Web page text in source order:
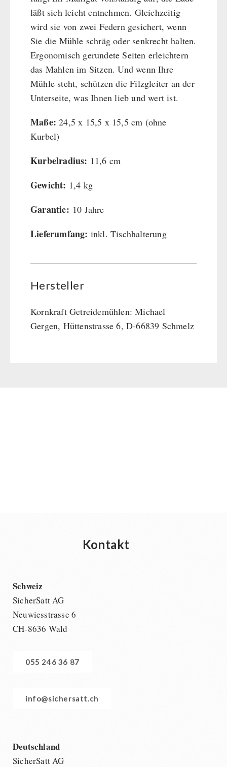
läßt sich leicht entnehmen. Gleichzeitig
wird sie von zwei Federn gesichert, wenn
Sie die Mühle schräg oder senkrecht halten.
Ergonomisch gerundete Seiten erleichtern
das Mahlen im Sitzen. Und wenn Ihre
Mühle steht, schützen die Filzgleiter an der
Unterseite, was Ihnen lieb und wert ist.
Maße: 24,5 x 15,5 x 15,5 cm (ohne
Kurbel)
Kurbelradius: 11,6 cm
Gewicht: 1,4 kg
Garantie: 10 Jahre
Lieferumfang: inkl. Tischhalterung
Hersteller
Kornkraft Getreidemühlen: Michael
Gergen, Hüttenstrasse 6, D-66839 Schmelz
Kontakt
Schweiz
SicherSatt AG
Neuwiesstrasse 6
CH-8636 Wald
055 246 36 87
info@sichersatt.ch
Deutschland
SicherSatt AG